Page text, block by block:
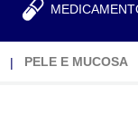
PELE E MUCOSA